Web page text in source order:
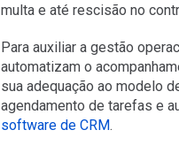
multa e até rescisão no
Para auxiliar a gestão
automatizam o
sua adequação ao modelo
agendamento de tarefas e
software de CRM.